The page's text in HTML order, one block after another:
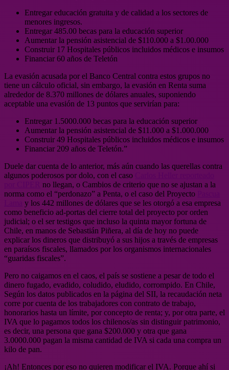
Entregar educación gratuita y de calidad a los sectores de
menores ingresos.
Entregar 485.00 becas para la educación superior
Aumentar la pensión asistencial de $110.000 a $1.00.000
Construir 17 Hospitales públicos incluidos médicos e insumos
Financiar 60 años de Teletón
La evasión acusada por el Banco Central contra estos grupos no
tiene un cálculo oficial, sin embargo, la evasión en Renta suma
alrededor de 8.370 millones de dólares anuales, suponiendo
aceptable una evasión de 13 puntos que servirían para:
Entregar 1.5000.000 becas para la educación superior
Aumentar la pensión asistencial de $11.000 a $1.000.000
Construir 49 Hospitales públicos incluidos médicos e insumos
Financiar 209 años de Teletón.”
Duele dar cuenta de lo anterior, más aún cuando las querellas contra
algunos poderosos por dolo, con el caso
no llegan, o Cambios de criterio que no se ajustan a la
norma como el “perdonazo” a Penta, o el caso del Proyecto
y los 442 millones de dólares que se les otorgó a esa empresa
como beneficio ad-portas del cierre total del proyecto por orden
judicial; o el ser testigos que incluso la quinta mayor fortuna de
Chile, en manos de Sebastián Piñera, al día de hoy no puede
explicar los dineros que distribuyó a sus hijos a través de empresas
en paraísos fiscales, llamados por los organismos internacionales
“guaridas fiscales”.
Pero no caigamos en el caos, el país se sostiene a pesar de todo el
dinero fugado, evadido, coludido, eludido, corrompido. En Chile,
Según los datos publicados en la página del SII, la recaudación neta
corre por cuenta de los trabajadores con contrato de trabajo,
honorarios hasta un límite, por concepto de renta; y, por otra parte, el
IVA que lo pagamos todos los chilenos/as sin distinguir patrimonio,
es decir, una persona que gana $200.000 y otra que gana
3.0000.000 pagan la misma cantidad de IVA si cada una compra un
kilo de pan.
¡Ah! Entonces por eso no quieren modificar el IVA. Porque ahí si